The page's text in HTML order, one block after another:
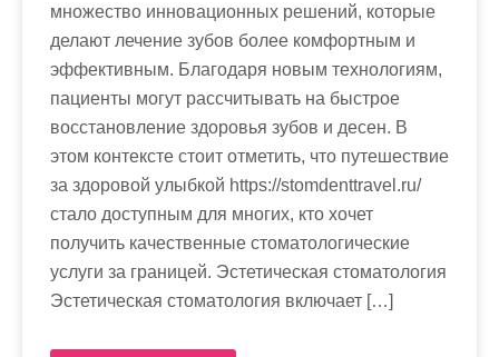
множество инновационных решений, которые
делают лечение зубов более комфортным и
эффективным. Благодаря новым технологиям,
пациенты могут рассчитывать на быстрое
восстановление здоровья зубов и десен. В
этом контексте стоит отметить, что путешествие
за здоровой улыбкой https://stomdenttravel.ru/
стало доступным для многих, кто хочет
получить качественные стоматологические
услуги за границей. Эстетическая стоматология
Эстетическая стоматология включает […]